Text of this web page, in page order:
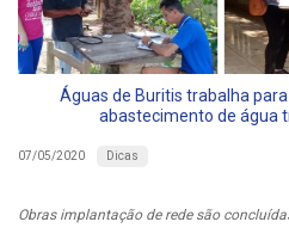
Águas de Buritis trabalha
abastecimento de água
07/05/2020 Dicas
Obras implantação de rede são